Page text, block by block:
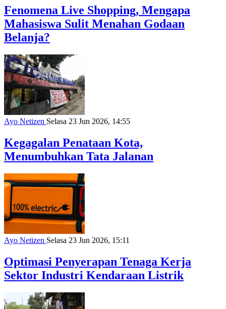
Fenomena Live Shopping, Mengapa
Mahasiswa Sulit Menahan Godaan
Belanja?
Ayo Netizen Selasa 23 Jun 2026, 14:55
Kegagalan Penataan Kota,
Menumbuhkan Tata Jalanan
Ayo Netizen Selasa 23 Jun 2026, 15:11
Optimasi Penyerapan Tenaga Kerja
Sektor Industri Kendaraan Listrik